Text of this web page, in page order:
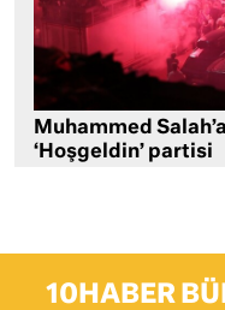
Muhammed
‘Hoşgeldin’ partisi
10HABER